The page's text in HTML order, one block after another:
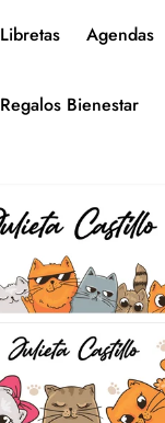
Libretas Agendas
Regalos Bienestar